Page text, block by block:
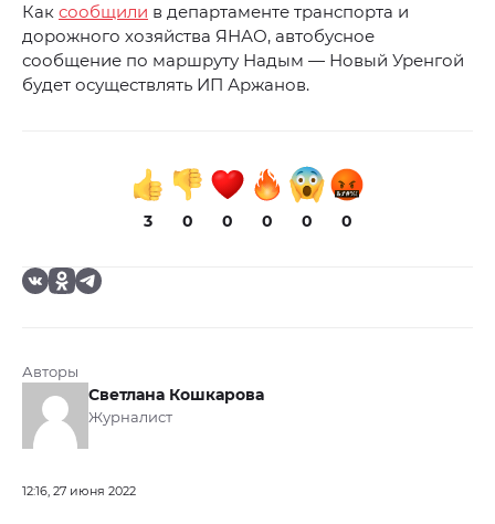
Как сообщили в департаменте транспорта и
дорожного хозяйства ЯНАО, автобусное
сообщение по маршруту Надым — Новый Уренгой
будет осуществлять ИП Аржанов.
3 0 0 0 0 0
Авторы
Светлана Кошкарова
Журналист
12:16, 27 июня 2022